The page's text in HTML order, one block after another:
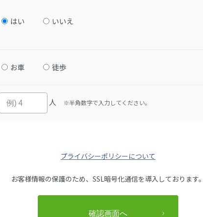
はい いいえ
お車 徒歩
人 ※半角数字で入力してください。
プライバシーポリシーについて
お客様情報の保護のため、SSL暗号化通信を導入しております